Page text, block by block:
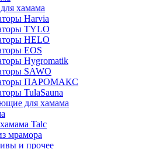
хамама
Harvia
TYLO
HELO
EOS
Hygromatik
SAWO
ПАРОМАКС
TulaSauna
для хамама
Talc
мрамора
и прочее